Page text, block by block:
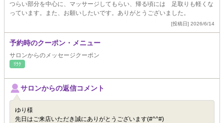
つらい部分を中心に、マッサージしてもらい、帰る頃には 足取りも軽くな
っています。また、お願いしたいです。ありがとうございました。
[投稿日] 2026/6/14
予約時のクーポン・メニュー
サロンからのメッセージクーポン
ﾘﾗｸ
サロンからの返信コメント
ゆり様
先日はご来店いただき誠にありがとうございます(#^^#)